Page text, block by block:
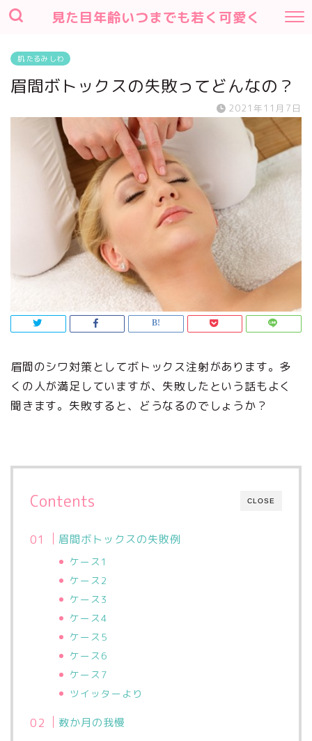
見た目年齢いつまでも若く可愛く
肌 たるみ しわ
眉間ボトックスの失敗ってどんなの？
2021年11月7日
眉間のシワ対策としてボトックス注射があります。多
くの人が満足していますが、失敗したという話もよく
聞きます。失敗すると、どうなるのでしょうか？
CLOSE
Contents
眉間ボトックスの失敗例
ケース1
ケース2
ケース3
ケース4
ケース5
ケース6
ケース7
ツイッターより
数か月の我慢